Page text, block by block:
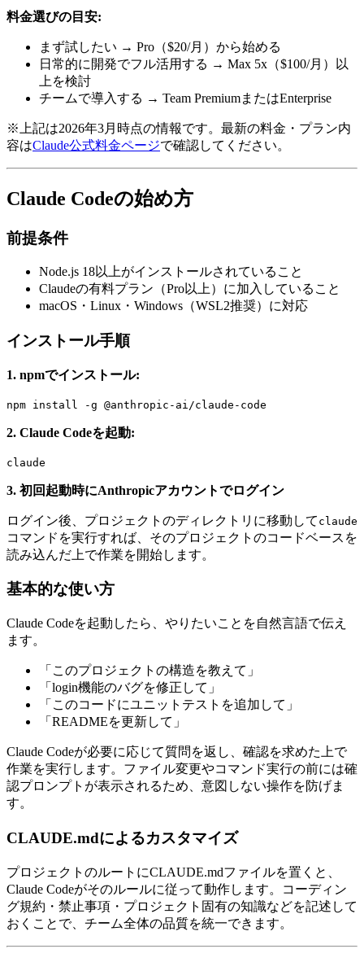
料金選びの目安:
まず試したい → Pro（$20/月）から始める
日常的に開発でフル活用する → Max 5x（$100/月）以
上を検討
チームで導入する → Team PremiumまたはEnterprise
※上記は2026年3月時点の情報です。最新の料金・プラン内
容はClaude公式料金ページで確認してください。
Claude Codeの始め方
前提条件
Node.js 18以上がインストールされていること
Claudeの有料プラン（Pro以上）に加入していること
macOS・Linux・Windows（WSL2推奨）に対応
インストール手順
1. npmでインストール:
npm install -g @anthropic-ai/claude-code
2. Claude Codeを起動:
claude
3. 初回起動時にAnthropicアカウントでログイン
ログイン後、プロジェクトのディレクトリに移動して claude
コマンドを実行すれば、そのプロジェクトのコードベースを
読み込んだ上で作業を開始します。
基本的な使い方
Claude Codeを起動したら、やりたいことを自然言語で伝え
ます。
「このプロジェクトの構造を教えて」
「login機能のバグを修正して」
「このコードにユニットテストを追加して」
「READMEを更新して」
Claude Codeが必要に応じて質問を返し、確認を求めた上で
作業を実行します。ファイル変更やコマンド実行の前には確
認プロンプトが表示されるため、意図しない操作を防げま
す。
CLAUDE.mdによるカスタマイズ
プロジェクトのルートにCLAUDE.mdファイルを置くと、
Claude Codeがそのルールに従って動作します。コーディン
グ規約・禁止事項・プロジェクト固有の知識などを記述して
おくことで、チーム全体の品質を統一できます。